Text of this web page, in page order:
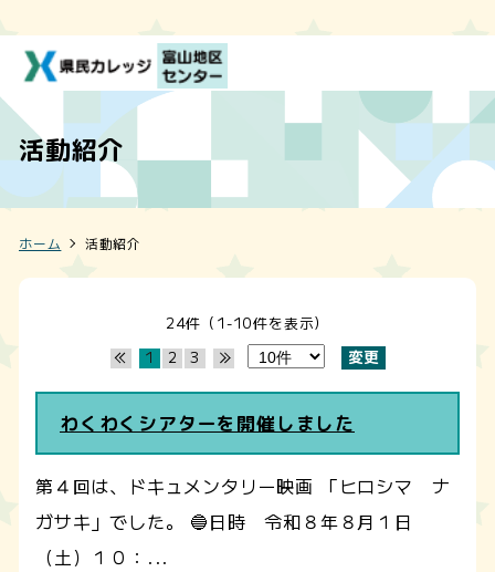
活動紹介
ホーム 活動紹介
24件（1-10件を表示）
1
2 3
わくわくシアターを開催しました
第４回は、ドキュメンタリー映画 「ヒロシマ ナ
ガサキ」でした。 🔵日時 令和８年８月１日
（土）１０：...